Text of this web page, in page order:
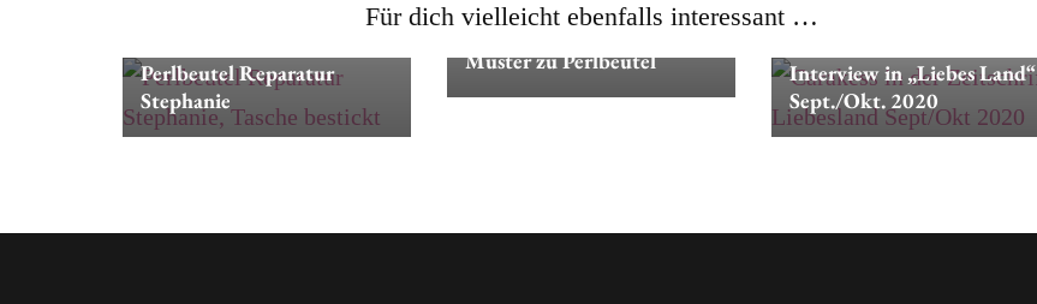
Für dich vielleicht ebenfalls interessant …
Perlbeutel Reparatur
Stephanie
Dies & Das
Muster zu Perlbeutel
Interview in „Liebes Land“
Sept./Okt. 2020